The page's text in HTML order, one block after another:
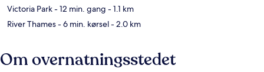
Victoria Park- 12 min. gang - 1.1 km
River Thames- 6 min. kørsel- 2.0 km
Om overnatningsstedet